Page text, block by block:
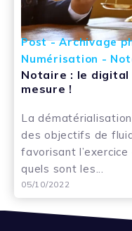
Post - Archivage
Numérisation -
Notaire : le digital
mesure !
La
des objectifs de
favorisant
quels sont les...
05/10/2022